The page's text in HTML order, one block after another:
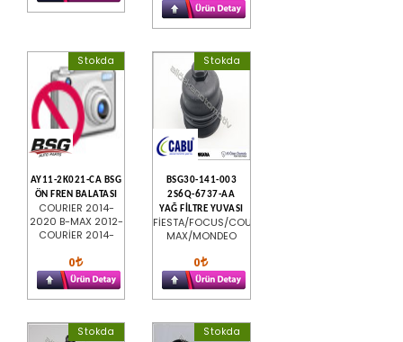
Stokda
AY11-2K021-CA BSG
ÖN FREN BALATASI
COURIER 2014-
2020 B-MAX 2012-
COURİER 2014-
0
Stokda
BSG30-141-003
2S6Q-6737-AA
YAĞ FİLTRE YUVASI
FİESTA/FOCUS/COURİER/C-
MAX/MONDEO
0
Stokda Stokda